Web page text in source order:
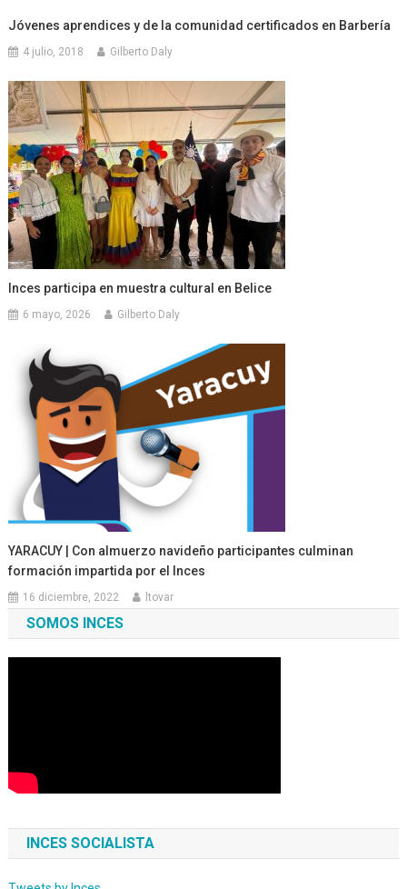
Jóvenes aprendices y de la comunidad certificados en Barbería
4 julio, 2018 Gilberto Daly
Inces participa en muestra cultural en Belice
6 mayo, 2026 Gilberto Daly
YARACUY | Con almuerzo navideño participantes culminan
formación impartida por el Inces
16 diciembre, 2022 ltovar
SOMOS INCES
INCES SOCIALISTA